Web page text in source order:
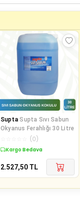
Supta Supta Sıvı Sabun
Okyanus Ferahlığı 30 Litre
(0)
Kargo Bedava
2.527,50 TL